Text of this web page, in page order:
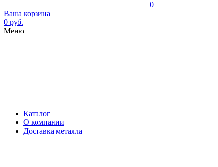
0
Ваша корзина
0 руб.
Меню
Каталог
О компании
Доставка металла